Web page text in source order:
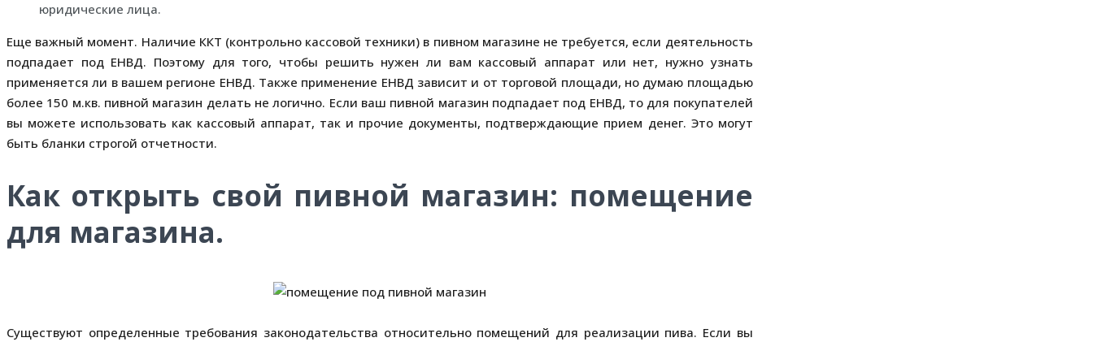
юридические лица.
Еще важный момент. Наличие ККТ (контрольно кассовой техники) в пивном магазине не требуется, если деятельность
подпадает под ЕНВД. Поэтому для того, чтобы решить нужен ли вам кассовый аппарат или нет, нужно узнать
применяется ли в вашем регионе ЕНВД. Также применение ЕНВД зависит и от торговой площади, но думаю площадью
более 150 м.кв. пивной магазин делать не логично. Если ваш пивной магазин подпадает под ЕНВД, то для покупателей
вы можете использовать как кассовый аппарат, так и прочие документы, подтверждающие прием денег. Это могут
быть бланки строгой отчетности.
Как открыть свой пивной магазин: помещение
для магазина.
Существуют определенные требования законодательства относительно помещений для реализации пива. Если вы